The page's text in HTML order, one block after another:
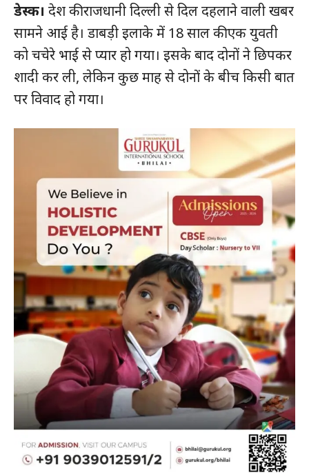
डेस्क। देश की राजधानी दिल्ली से दिल दहलाने वाली खबर
सामने आई है। डाबड़ी इलाके में 18 साल की एक युवती
को चचेरे भाई से प्यार हो गया। इसके बाद दोनों ने छिपकर
शादी कर ली, लेकिन कुछ माह से दोनों के बीच किसी बात
पर विवाद हो गया।